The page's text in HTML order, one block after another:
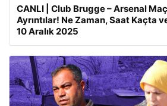
CANLI | Club Brugge – Arsenal
Ayrıntılar! Ne Zaman, Saat Kaçta
10 Aralık 2025